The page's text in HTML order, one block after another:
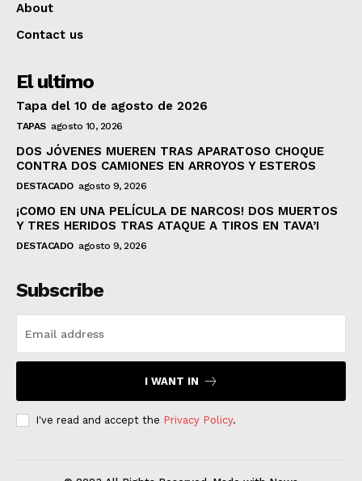
About
Contact us
El ultimo
Tapa del 10 de agosto de 2026
TAPAS agosto 10, 2026
DOS JÓVENES MUEREN TRAS APARATOSO CHOQUE
CONTRA DOS CAMIONES EN ARROYOS Y ESTEROS
DESTACADO agosto 9, 2026
¡COMO EN UNA PELÍCULA DE NARCOS! DOS MUERTOS
Y TRES HERIDOS TRAS ATAQUE A TIROS EN TAVA’I
DESTACADO agosto 9, 2026
Subscribe
I WANT IN
I've read and accept the Privacy Policy.